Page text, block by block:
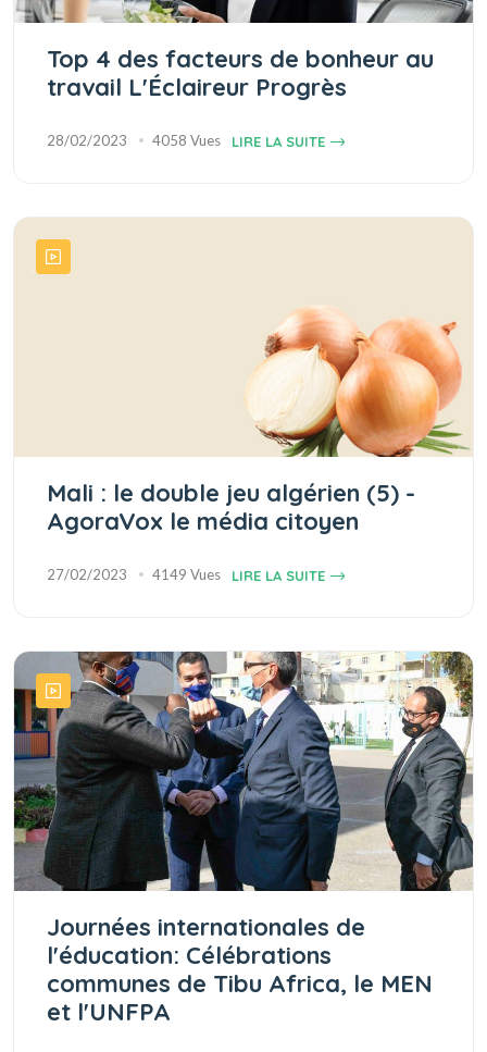
Top 4 des facteurs de bonheur au
travail L'Éclaireur Progrès
28/02/2023 4058 Vues LIRE LA SUITE
Mali : le double jeu algérien (5) -
AgoraVox le média citoyen
27/02/2023 4149 Vues LIRE LA SUITE
Journées internationales de
l'éducation: Célébrations
communes de Tibu Africa, le MEN
et l'UNFPA